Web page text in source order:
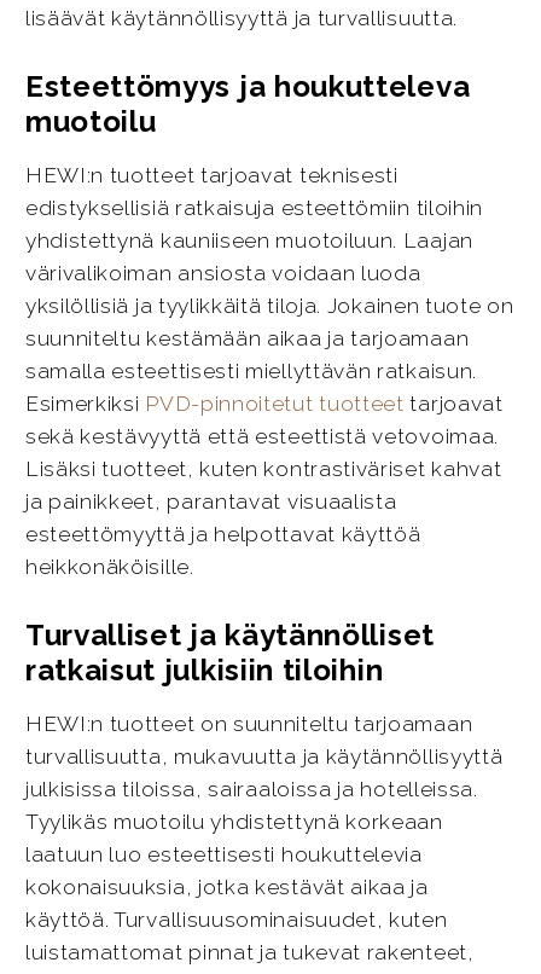
lisäävät käytännöllisyyttä ja turvallisuutta.
Esteettömyys ja houkutteleva
muotoilu
HEWI:n tuotteet tarjoavat teknisesti
edistyksellisiä ratkaisuja esteettömiin tiloihin
yhdistettynä kauniiseen muotoiluun. Laajan
värivalikoiman ansiosta voidaan luoda
yksilöllisiä ja tyylikkäitä tiloja. Jokainen tuote on
suunniteltu kestämään aikaa ja tarjoamaan
samalla esteettisesti miellyttävän ratkaisun.
Esimerkiksi PVD-pinnoitetut tuotteet tarjoavat
sekä kestävyyttä että esteettistä vetovoimaa.
Lisäksi tuotteet, kuten kontrastiväriset kahvat
ja painikkeet, parantavat visuaalista
esteettömyyttä ja helpottavat käyttöä
heikkonäköisille.
Turvalliset ja käytännölliset
ratkaisut julkisiin tiloihin
HEWI:n tuotteet on suunniteltu tarjoamaan
turvallisuutta, mukavuutta ja käytännöllisyyttä
julkisissa tiloissa, sairaaloissa ja hotelleissa.
Tyylikäs muotoilu yhdistettynä korkeaan
laatuun luo esteettisesti houkuttelevia
kokonaisuuksia, jotka kestävät aikaa ja
käyttöä. Turvallisuusominaisuudet, kuten
luistamattomat pinnat ja tukevat rakenteet,